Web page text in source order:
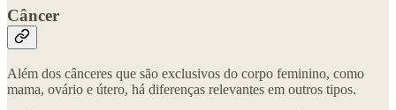
Câncer
Além dos cânceres que são exclusivos do corpo feminino, como
mama, ovário e útero, há diferenças relevantes em outros tipos.